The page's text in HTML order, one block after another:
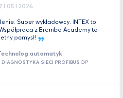
I 05 I 2026
Super wykładowcy. INTEX to
z Brembo Academy to
pomysł!
automatyk
SIECI PROFIBUS DP